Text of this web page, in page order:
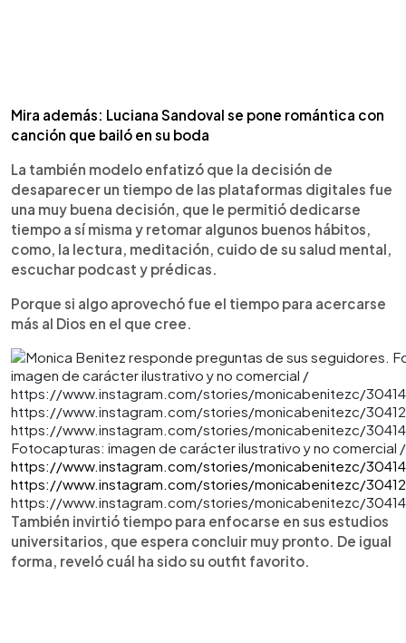
Mira además: Luciana Sandoval se pone romántica con
canción que bailó en su boda
La también modelo enfatizó que la decisión de
desaparecer un tiempo de las plataformas digitales fue
una muy buena decisión, que le permitió dedicarse
tiempo a sí misma y retomar algunos buenos hábitos,
como, la lectura, meditación, cuido de su salud mental,
escuchar podcast y prédicas.
Porque si algo aprovechó fue el tiempo para acercarse
más al Dios en el que cree.
Fotocapturas: imagen de carácter ilustrativo y no comercial /
https://www.instagram.com/stories/monicabenitezc/
https://www.instagram.com/stories/monicabenitezc/
https://www.instagram.com/stories/monicabenitezc/
También invirtió tiempo para enfocarse en sus estudios
universitarios, que espera concluir muy pronto. De igual
forma, reveló cuál ha sido su outfit favorito.